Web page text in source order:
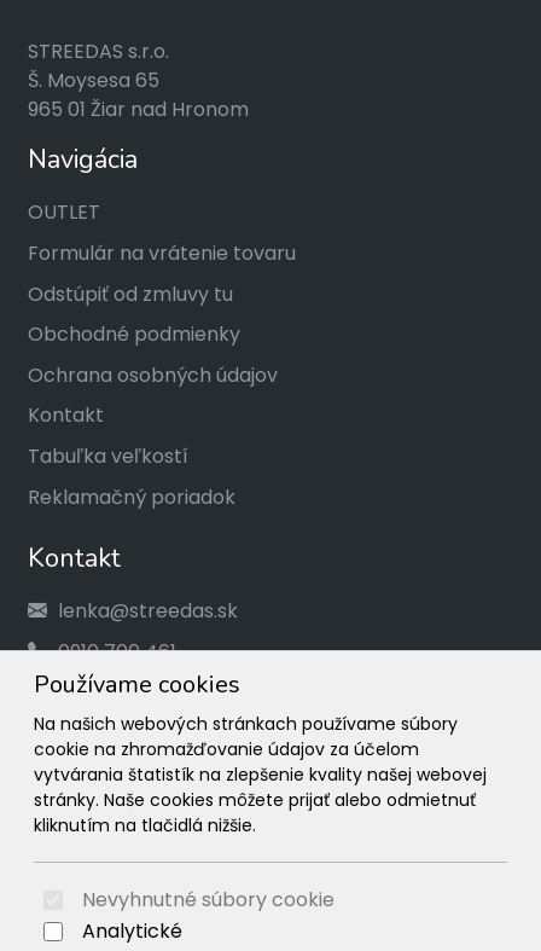
Používame cookies
Na našich webových stránkach používame súbory
cookie na zhromažďovanie údajov za účelom
vytvárania štatistík na zlepšenie kvality našej webovej
stránky. Naše cookies môžete prijať alebo odmietnuť
kliknutím na tlačidlá nižšie.
Nevyhnutné súbory cookie
Analytické
STREEDAS s.r.o.
Š. Moysesa 65
965 01 Žiar nad Hronom
Navigácia
OUTLET
Formulár na vrátenie tovaru
Odstúpiť od zmluvy tu
Obchodné podmienky
Ochrana osobných údajov
Kontakt
Tabuľka veľkostí
Reklamačný poriadok
Kontakt
lenka@streedas.sk
0910 700 461
Social
Facebook
Instagram
© 2026 Arrabella s.r.o., mayabella s.r.o., Všetky práva
vyhradené.